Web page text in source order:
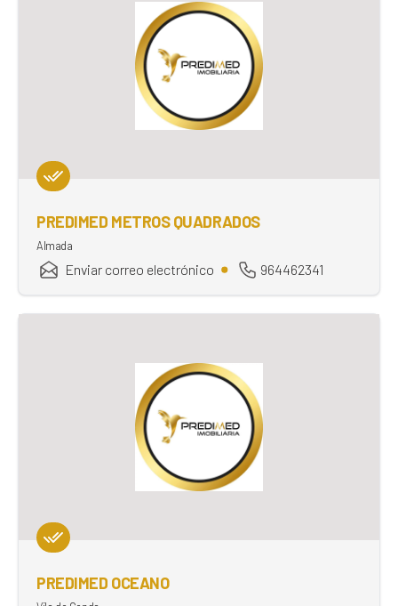
PREDIMED METROS QUADRADOS
Almada
Enviar correo electrónico 964462341
PREDIMED OCEANO